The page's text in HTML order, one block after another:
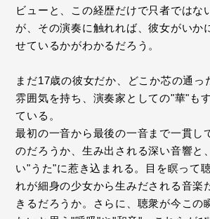
ビューと、この経歴だけで只者ではな
が、その演奏に触れれば、彼女がいか
せているかがわかるだろう。
まだ17歳の彼女だか、どこか芯の通っ
雰囲気を持ち、演奏家としての"華"も
ている。
最初の一音から最後の一音まで一貫し
のだろうか、生み出される深い音響と
い"うた"に惹き込まれる。目を瞑って
れが細身の少女から生みだされる音楽
きるだろうか。さらに、聴衆が今この